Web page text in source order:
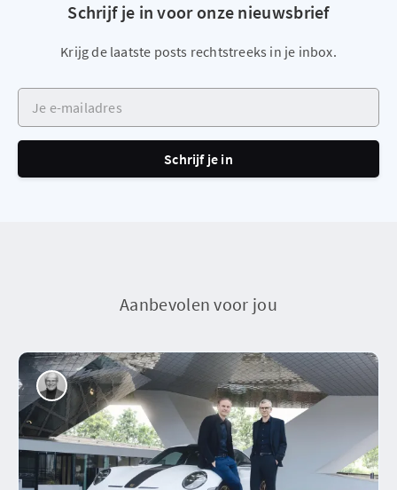
Schrijf je in voor onze nieuwsbrief
Krijg de laatste posts rechtstreeks in je inbox.
Je e-mailadres
Schrijf je in
Aanbevolen voor jou